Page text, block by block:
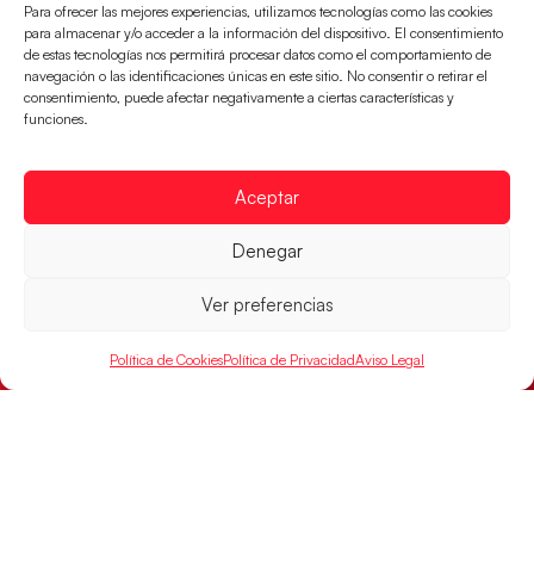
Para ofrecer las mejores experiencias, utilizamos tecnologías como las cookies
para almacenar y/o acceder a la información del dispositivo. El consentimiento
de estas tecnologías nos permitirá procesar datos como el comportamiento de
navegación o las identificaciones únicas en este sitio. No consentir o retirar el
consentimiento, puede afectar negativamente a ciertas características y
funciones.
Aceptar
Denegar
Ver preferencias
Política de CookiesPolítica de PrivacidadAviso Legal
jugarán las semifinales
LEER MÁS